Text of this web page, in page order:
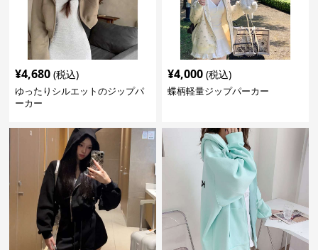
¥4,680 (税込)
ゆったりシルエットのジップパ
ーカー
¥4,000 (税込)
蝶柄軽量ジップパーカー